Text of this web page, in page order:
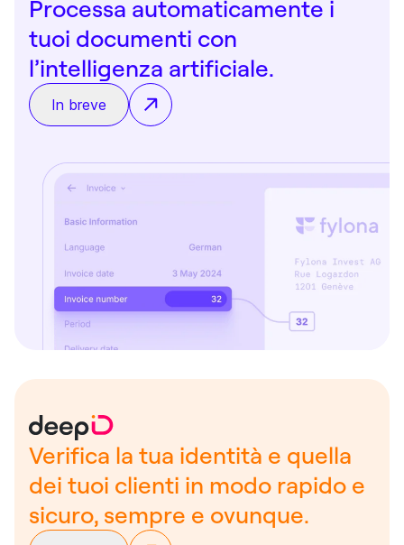
Processa automaticamente i
tuoi documenti con
l’intelligenza artificiale.
In breve
Verifica la tua identità e quella
dei tuoi clienti in modo rapido e
sicuro, sempre e ovunque.